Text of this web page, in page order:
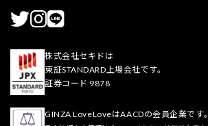
株式会社セキドは
東証STANDARD上場会社です。
証券コード 9878
GINZA LoveLoveはAACDの会員企業です。